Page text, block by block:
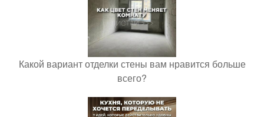
Какой вариант отделки стены вам нравится больше
всего?